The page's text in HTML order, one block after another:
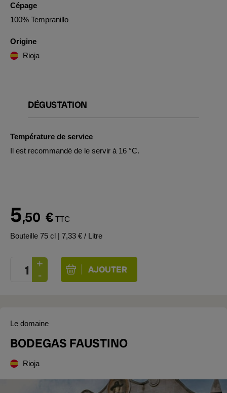
Cépage
100% Tempranillo
Origine
Rioja
DÉGUSTATION
Température de service
Il est recommandé de le servir à 16 °C.
5,50 € TTC
Bouteille 75 cl | 7,33 € / Litre
Le domaine
BODEGAS FAUSTINO
Rioja